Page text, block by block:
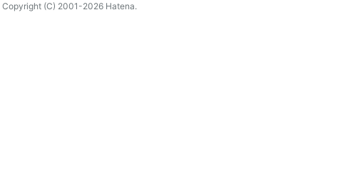
Copyright (C) 2001-2026 Hatena.